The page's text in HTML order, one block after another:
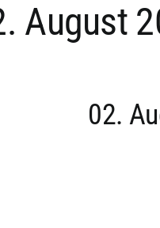
August
02.